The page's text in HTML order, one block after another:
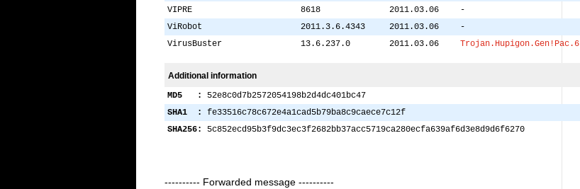
VIPRE
8618 2011.03.06
-
ViRobot
2011.3.6.4343 2011.03.06
-
VirusBuster
13.6.237.0 2011.03.06 Trojan.Hupigon.Gen!Pac.6
Additional information
MD5 :
52e8c0d7b2572054198b2d4dc401bc47
SHA1 :
fe33516c78c672e4a1cad5b79ba8c9caece7c12f
SHA256:
5c852ecd95b3f9dc3ec3f2682bb37acc5719ca280ecfa639af6d3e8d9d6f6270
---------- Forwarded message ----------